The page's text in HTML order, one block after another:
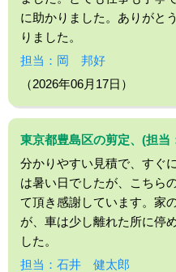
に助かりました。ありがと
りました。
担当：岡 邦好
（2026年06月17日）
東京都豊島区の剪定、(担当
分かりやすい見積で、すぐ
は暑い日でしたが、こちら
て頂き感謝しています。家
が、車は少し離れた所に停
した。
担当：石井 健太郎